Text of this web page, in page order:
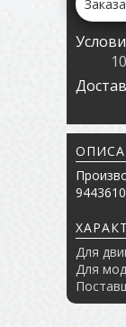
Для
Для